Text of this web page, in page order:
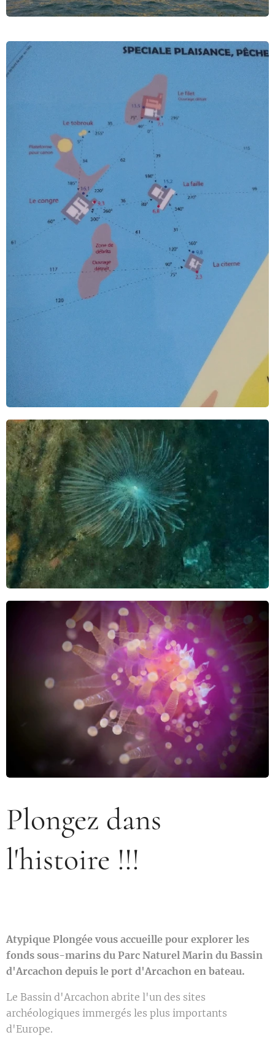
Plongez dans
l'histoire !!!
Atypique Plongée vous accueille pour explorer les
fonds sous-marins du Parc Naturel Marin du Bassin
d'Arcachon depuis le port d'Arcachon en bateau.
Le Bassin d'Arcachon abrite l'un des sites
archéologiques immergés les plus importants
d'Europe.